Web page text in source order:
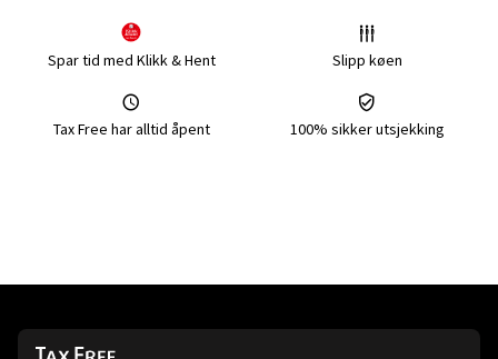
Spar tid med Klikk & Hent Slipp køen
Tax Free har alltid åpent 100% sikker utsjekking